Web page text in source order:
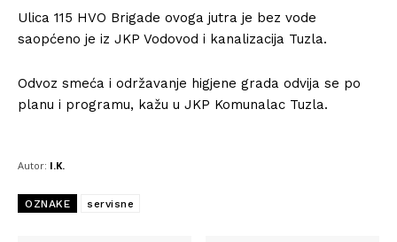
Ulica 115 HVO Brigade ovoga jutra je bez vode
saopćeno je iz JKP Vodovod i kanalizacija Tuzla.
Odvoz smeća i održavanje higjene grada odvija se po
planu i programu, kažu u JKP Komunalac Tuzla.
Autor: I.K.
OZNAKE servisne